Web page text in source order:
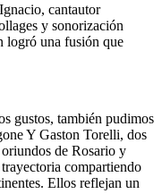
cantautor
y sonorización
logró una fusión que
gustos, también pudimos
Y Gaston Torelli, dos
de Rosario y
compartiendo
Ellos reflejan un